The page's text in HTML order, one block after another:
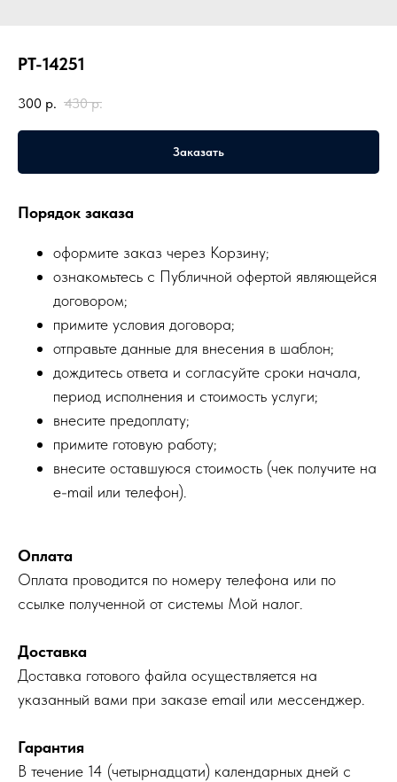
PT-14251
300 р. 430 р.
Заказать
Порядок заказа
оформите заказ через Корзину;
ознакомьтесь с Публичной офертой являющейся
договором;
примите условия договора;
отправьте данные для внесения в шаблон;
дождитесь ответа и согласуйте сроки начала,
период исполнения и стоимость услуги;
внесите предоплату;
примите готовую работу;
внесите оставшуюся стоимость (чек получите на
e-mail или телефон).
Оплата
Оплата проводится по номеру телефона или по
ссылке полученной от системы Мой налог.
Доставка
Доставка готового файла осуществляется на
указанный вами при заказе email или мессенджер.
Гарантия
В течение 14 (четырнадцати) календарных дней с